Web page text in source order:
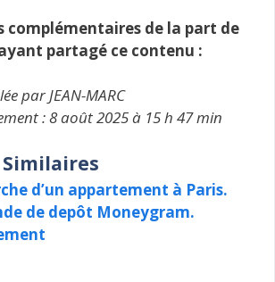
de la part de
partagé ce contenu :
par JEAN-MARC
: 8 août 2025 à 15 h 47 min
d’un appartement à Paris.
de depôt Moneygram.